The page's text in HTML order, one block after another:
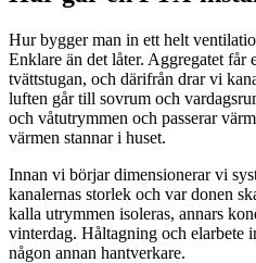
Hur bygger man in ett helt
Enklare än det låter. Aggregatet får
tvättstugan, och därifrån drar vi
luften går till sovrum och
och våtutrymmen och passerar
värmen stannar i huset.
Innan vi börjar dimensionerar vi
kanalernas storlek och var donen
kalla utrymmen isoleras, annars
vinterdag. Håltagning och elarbete
någon annan hantverkare.